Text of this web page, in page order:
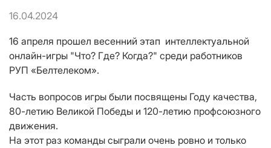
16.04.2024
16 апреля прошел весенний этап интеллектуальной
онлайн-игры "Что? Где? Когда?" среди работников
РУП «Белтелеком».
Часть вопросов игры были посвящены Году качества,
80-летию Великой Победы и 120-летию профсоюзного
движения.
На этот раз команды сыграли очень ровно и только